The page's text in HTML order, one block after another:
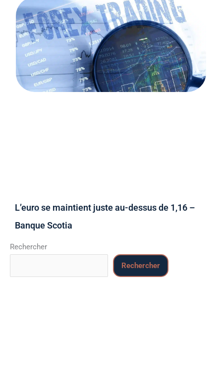
L’euro se maintient juste au-dessus de 1,16 –
Banque Scotia
Rechercher
Rechercher